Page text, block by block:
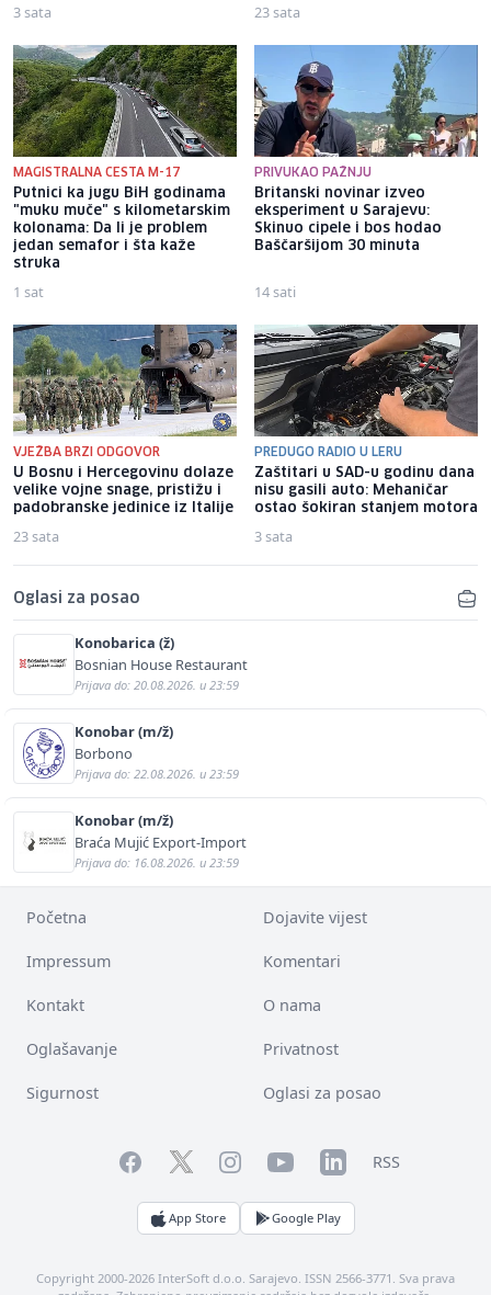
3 sata 23 sata
MAGISTRALNA CESTA M-17
Putnici ka jugu BiH godinama
"muku muče" s kilometarskim
kolonama: Da li je problem
jedan semafor i šta kaže
struka
1 sat
PRIVUKAO PAŽNJU
Britanski novinar izveo
eksperiment u Sarajevu:
Skinuo cipele i bos hodao
Baščaršijom 30 minuta
14 sati
VJEŽBA BRZI ODGOVOR
U Bosnu i Hercegovinu dolaze
velike vojne snage, pristižu i
padobranske jedinice iz Italije
23 sata
PREDUGO RADIO U LERU
Zaštitari u SAD-u godinu dana
nisu gasili auto: Mehaničar
ostao šokiran stanjem motora
3 sata
Oglasi za posao
Konobarica (ž)
Bosnian House Restaurant
Prijava do: 20.08.2026. u 23:59
Konobar (m/ž)
Borbono
Prijava do: 22.08.2026. u 23:59
Konobar (m/ž)
Braća Mujić Export-Import
Prijava do: 16.08.2026. u 23:59
Početna Dojavite vijest
Impressum Komentari
Kontakt O nama
Oglašavanje Privatnost
Sigurnost Oglasi za posao
FacebookTwitterInstagramYouTubeLinkedInRSS
App Store Google Play
Copyright 2000-2026 InterSoft d.o.o. Sarajevo. ISSN 2566-3771. Sva prava